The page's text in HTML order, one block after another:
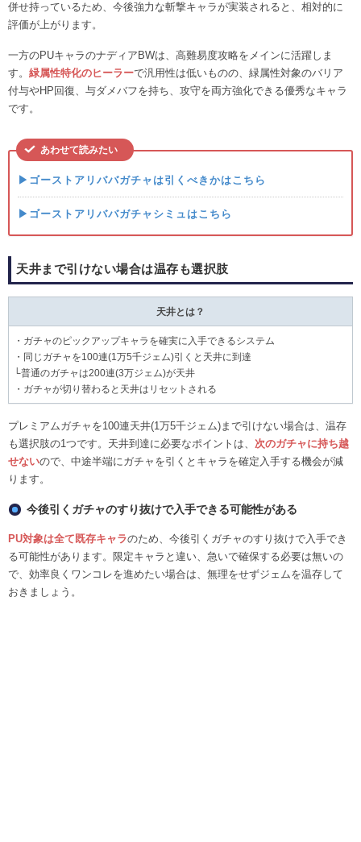
併せ持っているため、今後強力な斬撃キャラが実装されると、相対的に
評価が上がります。
一方のPUキャラのナディアBWは、高難易度攻略をメインに活躍しま
す。 緑属性特化のヒーラーで汎用性は低いものの、緑属性対象のバリア
付与やHP回復、与ダメバフを持ち、攻守を両方強化できる優秀なキャラ
です。
あわせて読みたい
▶ゴーストアリババガチャは引くべきかはこちら
▶ゴーストアリババガチャシミュはこちら
天井まで引けない場合は温存も選択肢
天井とは？
・ガチャのピックアップキャラを確実に入手できるシステム
・同じガチャを100連(1万5千ジェム)引くと天井に到達
└普通のガチャは200連(3万ジェム)が天井
・ガチャが切り替わると天井はリセットされる
プレミアムガチャを100連天井(1万5千ジェム)まで引けない場合は、温存
も選択肢の1つです。天井到達に必要なポイントは、 次のガチャに持ち越
せないので、中途半端にガチャを引くとキャラを確定入手する機会が減
ります。
今後引くガチャのすり抜けで入手できる可能性がある
PU対象は全て既存キャラのため、今後引くガチャのすり抜けで入手でき
る可能性があります。限定キャラと違い、急いで確保する必要は無いの
で、効率良くワンコレを進めたい場合は、無理をせずジェムを温存して
おきましょう。